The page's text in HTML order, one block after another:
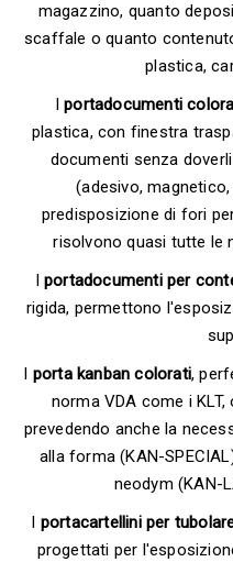
magazzino, quanto
scaffale o quanto
plastica,
Iportadocumenti
plastica, con finestra
documenti senza
(adesivo,
predisposizione di fori
risolvono quasi tutte le
I portadocumenti per
rigida, permettono
I porta kanban colorati,
norma VDA come i
prevedendo anche la
alla forma (KAN-
neodym (KAN-
I portacartellini per
progettati per